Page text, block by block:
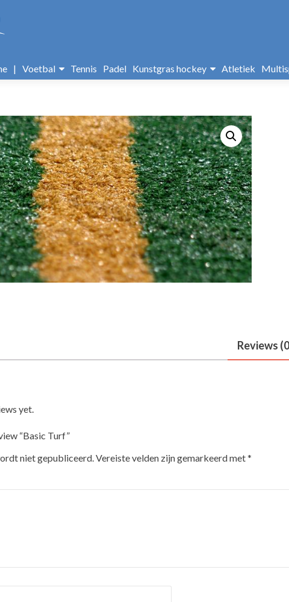
| Voetbal Tennis Padel Kunstgras hockey Atletiek
Reviews
yet.
“Basic Turf”
niet gepubliceerd.Vereiste velden zijn gemarkeerd met*